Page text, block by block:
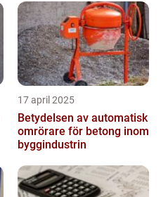
17 april 2025
Betydelsen av automatisk
omrörare för betong inom
byggindustrin